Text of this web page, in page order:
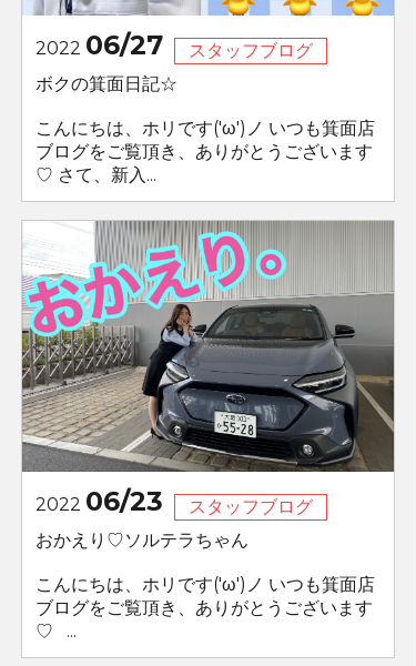
2022 06/27
スタッフブログ
ボクの箕面日記☆
こんにちは、ホリです('ω')ノ いつも箕面店
ブログをご覧頂き、ありがとうございます
♡ さて、新入...
2022 06/23
スタッフブログ
おかえり♡ソルテラちゃん
こんにちは、ホリです('ω')ノ いつも箕面店
ブログをご覧頂き、ありがとうございます
♡ ...